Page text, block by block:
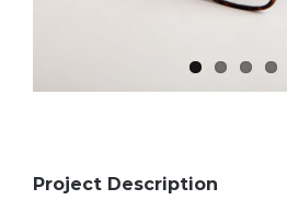
Project Description